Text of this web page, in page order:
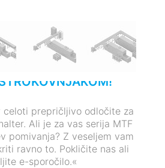
SE NEPOSREDNO S
celoti prepričljivo odločite za
Ali je za vas serija MTF
pomivanja? Z veseljem vam
ravno to. Pokličite nas ali
e-sporočilo.«